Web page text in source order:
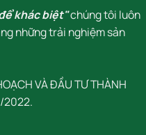
khác biệt"chúng tôi luôn
những trải nghiệm sản
VÀ ĐẦU TƯ THÀNH
2022.